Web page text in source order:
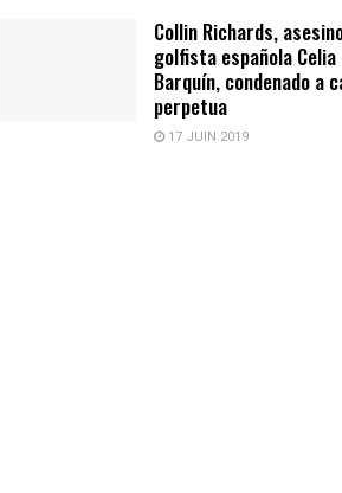
Collin Richards,
golfista española Celia
Barquín, condenado a
perpetua
17 JUIN 2019